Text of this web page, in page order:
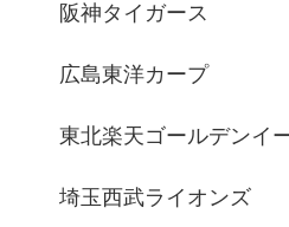
阪神タイガース
広島東洋カープ
東北楽天ゴールデンイ
埼玉西武ライオンズ